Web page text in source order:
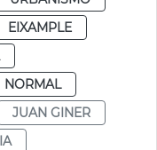
EIXAMPLE
NORMAL
JUAN GINER